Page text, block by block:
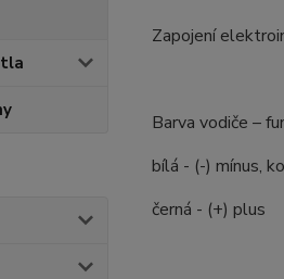
Zapojení
Barva vodiče –
bílá - (-) mínus,
černá - (+) plus